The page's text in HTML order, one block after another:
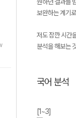
보완하는 계기
저도 잠깐 시간
분석을 해보는
국어 분석
[1~3]